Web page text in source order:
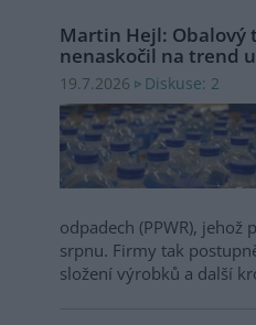
Martin Hejl: Obalový
nenaskočil na trend
19.7.2026 Diskuse: 2
odpadech (PPWR),
srpnu. Firmy tak
složení výrobků a další